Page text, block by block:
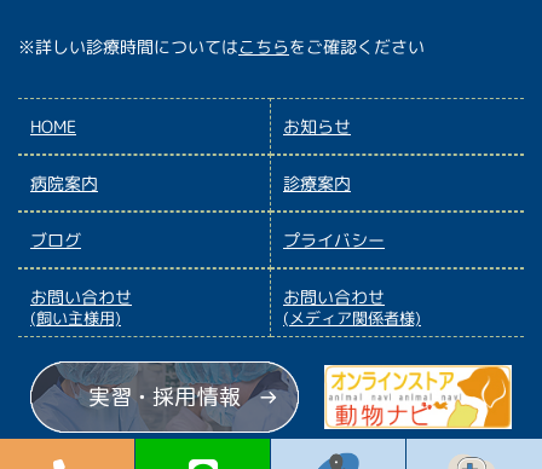
※詳しい診療時間についてはこちらをご確認ください
HOME お知らせ
病院案内 診療案内
ブログ プライバシー
お問い合わせ
(飼い主様用)
お問い合わせ
(メディア関係者様)